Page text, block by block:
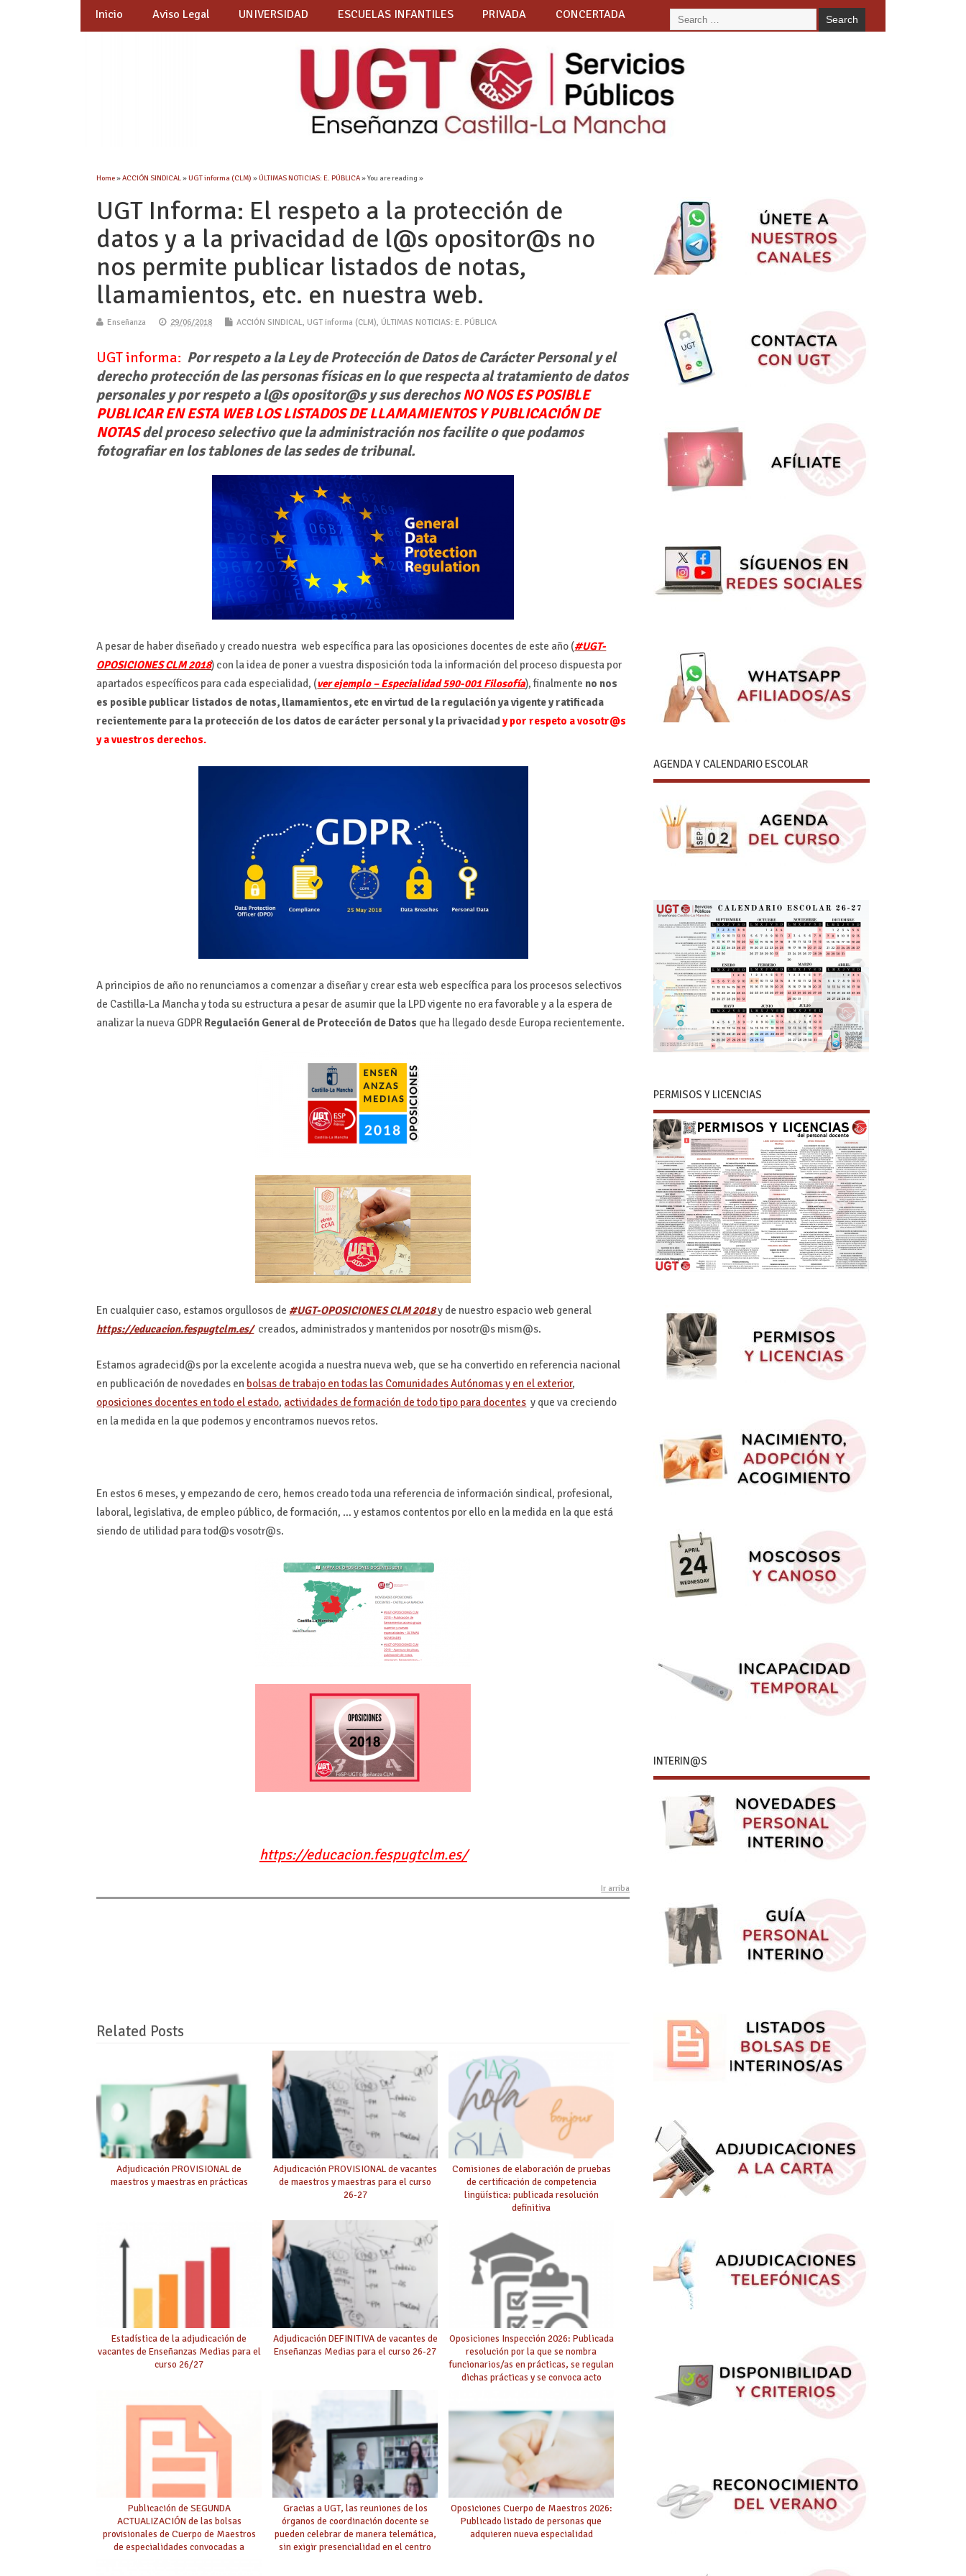
Inicio Aviso Legal UNIVERSIDAD ESCUELAS INFANTILES PRIVADA CONCERTADA
Home»ACCIÓN SINDICAL»UGT informa (CLM) »ÚLTIMAS NOTICIAS: E. PÚBLICA» You are reading »
UGT Informa: El respeto a la protección de
datos y a la privacidad de l@s opositor@s no
nos permite publicar listados de notas,
llamamientos, etc. en nuestra web.
Enseñanza 29/06/2018 ACCIÓN SINDICAL, UGT informa (CLM), ÚLTIMAS NOTICIAS: E. PÚBLICA
UGT informa: Por respeto a la Ley de Protección de Datos de Carácter Personal y el
derecho protección de las personas físicas en lo que respecta al tratamiento de datos
personales y por respeto a l@s opositor@s y sus derechosNO NOS ES POSIBLE
PUBLICAR EN ESTA WEB LOS LISTADOS DE LLAMAMIENTOS Y PUBLICACIÓN DE
NOTASdel proceso selectivo que la administración nos facilite o que podamos
fotografiar en los tablones de las sedes de tribunal.
A pesar de haber diseñado y creado nuestra web específica para las oposiciones docentes de este año (#UGT-
OPOSICIONES CLM 2018) con la idea de poner a vuestra disposición toda la información del proceso dispuesta por
apartados específicos para cada especialidad, (ver ejemplo – Especialidad 590-001 Filosofía), finalmente no nos
es posible publicar listados de notas, llamamientos, etc en virtud de la regulación ya vigente y ratificada
recientemente para la protección de los datos de carácter personal y la privacidady por respeto a vosotr@s
y a vuestros derechos.
A principios de año no renunciamos a comenzar a diseñar y crear esta web específica para los procesos selectivos
de Castilla-La Mancha y toda su estructura a pesar de asumir que la LPD vigente no era favorable y a la espera de
analizar la nueva GDPR Regulación General de Protección de Datos que ha llegado desde Europa recientemente.
En cualquier caso, estamos orgullosos de #UGT-OPOSICIONES CLM 2018y de nuestro espacio web general
https://educacion.fespugtclm.es/creados, administrados y mantenidos por nosotr@s mism@s.
Estamos agradecid@s por la excelente acogida a nuestra nueva web, que se ha convertido en referencia nacional
en publicación de novedades en bolsas de trabajo en todas las Comunidades Autónomas y en el exterior,
oposiciones docentes en todo el estado, actividades de formación de todo tipo para docentes y que va creciendo
en la medida en la que podemos y encontramos nuevos retos.
En estos 6 meses, y empezando de cero, hemos creado toda una referencia de información sindical, profesional,
laboral, legislativa, de empleo público, de formación, … y estamos contentos por ello en la medida en la que está
siendo de utilidad para tod@s vosotr@s.
https://educacion.fespugtclm.es/
Ir arriba
Related Posts
Adjudicación PROVISIONAL de
maestros y maestras en prácticas
Adjudicación PROVISIONAL de vacantes
de maestros y maestras para el curso
26-27
Comisiones de elaboración de pruebas
de certificación de competencia
lingüística: publicada resolución
definitiva
Estadística de la adjudicación de
vacantes de Enseñanzas Medias para el
curso 26/27
Adjudicación DEFINITIVA de vacantes de
Enseñanzas Medias para el curso 26-27
Oposiciones Inspección 2026: Publicada
resolución por la que se nombra
funcionarios/as en prácticas, se regulan
dichas prácticas y se convoca acto
Publicación de SEGUNDA
ACTUALIZACIÓN de las bolsas
provisionales de Cuerpo de Maestros
de especialidades convocadas a
Gracias a UGT, las reuniones de los
órganos de coordinación docente se
pueden celebrar de manera telemática,
sin exigir presencialidad en el centro
Oposiciones Cuerpo de Maestros 2026:
Publicado listado de personas que
adquieren nueva especialidad
AGENDA Y CALENDARIO ESCOLAR
PERMISOS Y LICENCIAS
INTERIN@S